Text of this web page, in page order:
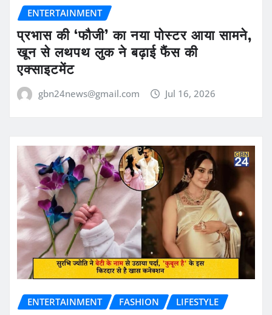
ENTERTAINMENT
प्रभास की ‘फौजी’ का नया पोस्टर आया सामने,
खून से लथपथ लुक ने बढ़ाई फैंस की
एक्साइटमेंट
gbn24news@gmail.com Jul 16, 2026
ENTERTAINMENT FASHION LIFESTYLE